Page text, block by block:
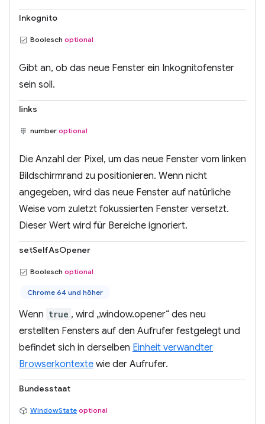
Inkognito
Boolesch optional
Gibt an, ob das neue Fenster ein Inkognitofenster
sein soll.
links
number optional
Die Anzahl der Pixel, um das neue Fenster vom linken
Bildschirmrand zu positionieren. Wenn nicht
angegeben, wird das neue Fenster auf natürliche
Weise vom zuletzt fokussierten Fenster versetzt.
Dieser Wert wird für Bereiche ignoriert.
setSelfAsOpener
Boolesch optional
Chrome 64 und höher
Wenn true , wird „window.opener“ des neu
erstellten Fensters auf den Aufrufer festgelegt und
befindet sich in derselben Einheit verwandter
Browserkontexte wie der Aufrufer.
Bundesstaat
WindowState optional